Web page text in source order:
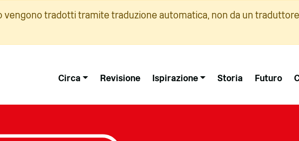
tradotti tramite traduzione automatica, non da un
Circa Revisione Ispirazione Storia Futuro